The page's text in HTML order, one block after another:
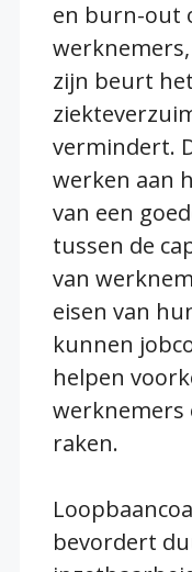
en burn-out
zijn beurt
vermindert.
werken aan
van een
tussen de
van
eisen van
kunnen
helpen
werknemers
raken.
bevordert